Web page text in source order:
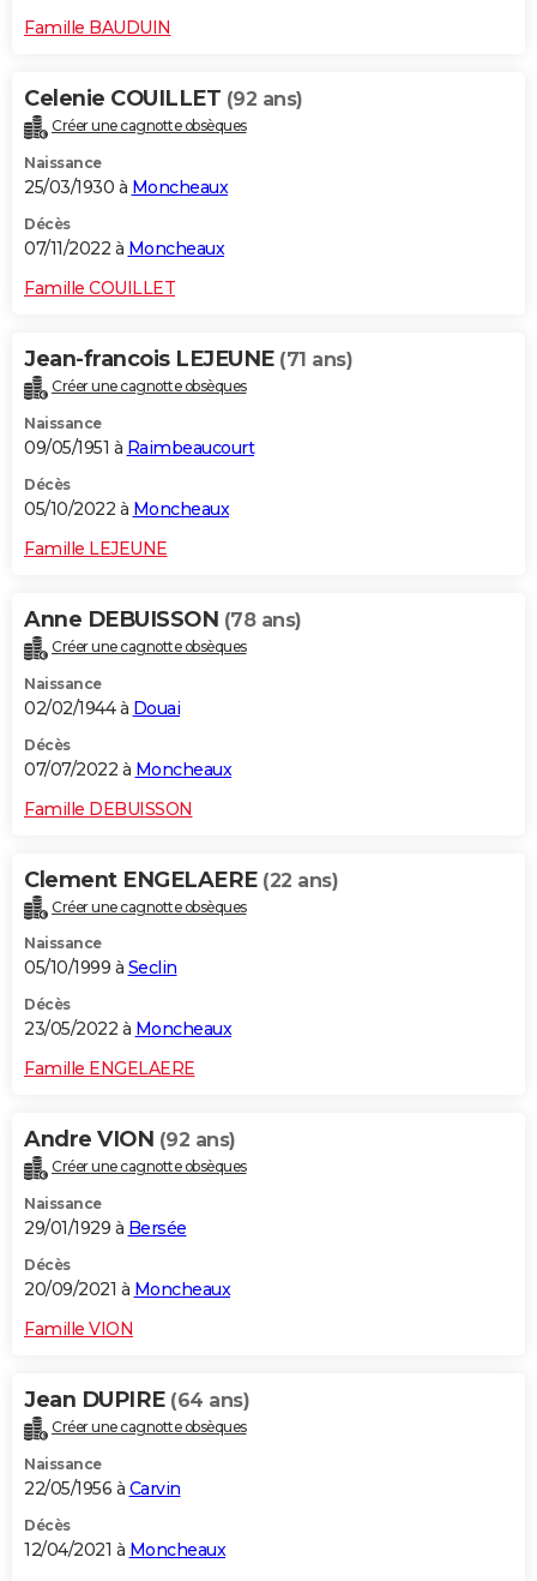
Famille BAUDUIN
Celenie COUILLET (92 ans)
Créer une cagnotte obsèques
Naissance
25/03/1930 à Moncheaux
Décès
07/11/2022 à Moncheaux
Famille COUILLET
Jean-francois LEJEUNE (71 ans)
Créer une cagnotte obsèques
Naissance
09/05/1951 à Raimbeaucourt
Décès
05/10/2022 à Moncheaux
Famille LEJEUNE
Anne DEBUISSON (78 ans)
Créer une cagnotte obsèques
Naissance
02/02/1944 à Douai
Décès
07/07/2022 à Moncheaux
Famille DEBUISSON
Clement ENGELAERE (22 ans)
Créer une cagnotte obsèques
Naissance
05/10/1999 à Seclin
Décès
23/05/2022 à Moncheaux
Famille ENGELAERE
Andre VION (92 ans)
Créer une cagnotte obsèques
Naissance
29/01/1929 à Bersée
Décès
20/09/2021 à Moncheaux
Famille VION
Jean DUPIRE (64 ans)
Créer une cagnotte obsèques
Naissance
22/05/1956 à Carvin
Décès
12/04/2021 à Moncheaux